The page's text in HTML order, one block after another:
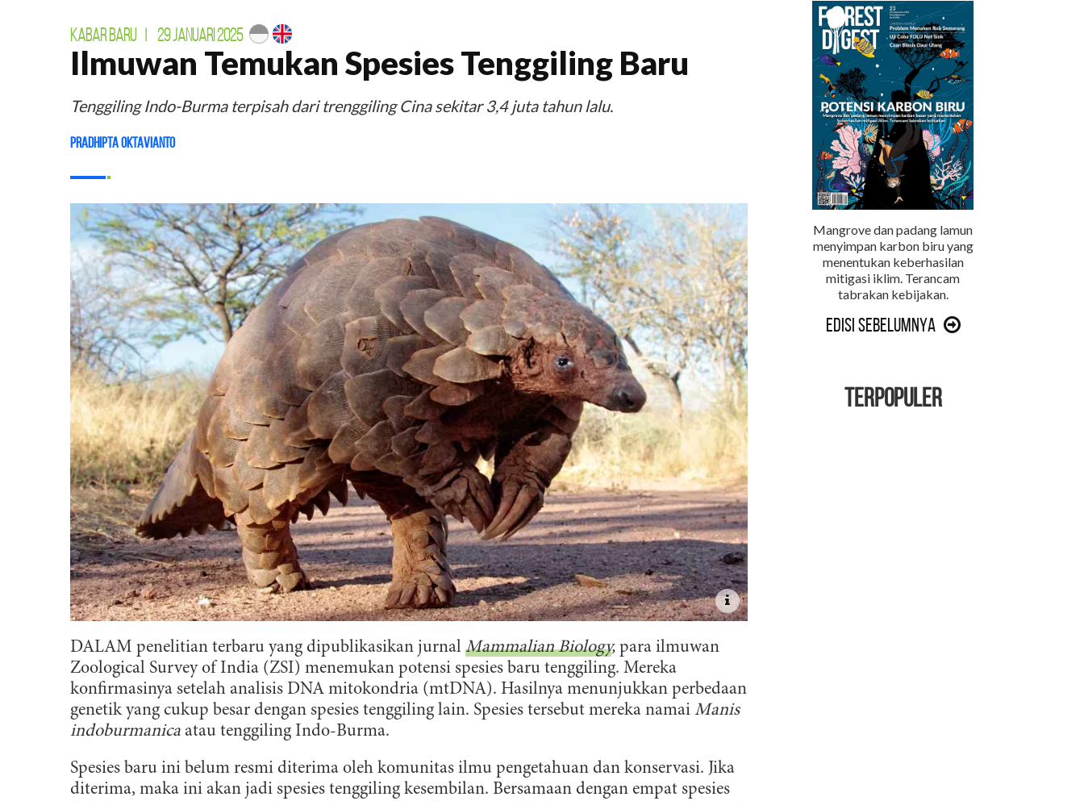
KABAR BARU 29 JANUARI 2025
Ilmuwan Temukan Spesies Tenggiling Baru
Tenggiling Indo-Burma terpisah dari trenggiling Cina sekitar 3,4 juta tahun lalu.
Pradhipta Oktavianto
DALAM penelitian terbaru yang dipublikasikan jurnal Mammalian Biology, para ilmuwan
Zoological Survey of India (ZSI) menemukan potensi spesies baru tenggiling. Mereka
konfirmasinya setelah analisis DNA mitokondria (mtDNA). Hasilnya menunjukkan perbedaan
genetik yang cukup besar dengan spesies tenggiling lain. Spesies tersebut mereka namai Manis
indoburmanica atau tenggiling Indo-Burma.
Spesies baru ini belum resmi diterima oleh komunitas ilmu pengetahuan dan konservasi. Jika
diterima, maka ini akan jadi spesies tenggiling kesembilan. Bersamaan dengan empat spesies
Mangrove dan padang lamun
menyimpan karbon biru yang
menentukan keberhasilan
mitigasi iklim. Terancam
tabrakan kebijakan.
Edisi Sebelumnya
TERPOPULER